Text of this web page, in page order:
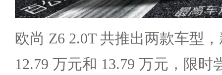
欧尚 Z6 2.0T 共推出两款车型
12.79 万元和 13.79 万元，限时